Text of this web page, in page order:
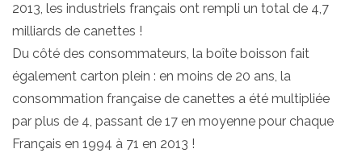
2013, les industriels français ont rempli un total de 4,7
milliards de canettes !
Du côté des consommateurs, la boîte boisson fait
également carton plein : en moins de 20 ans, la
consommation française de canettes a été multipliée
par plus de 4, passant de 17 en moyenne pour chaque
Français en 1994 à 71 en 2013 !